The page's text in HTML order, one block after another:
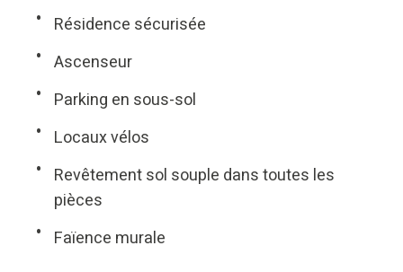
Résidence sécurisée
Ascenseur
Parking en sous-sol
Locaux vélos
Revêtement sol souple dans toutes les
pièces
Faïence murale